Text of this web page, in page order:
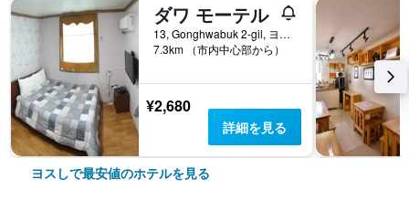
ダワ モーテル
13, Gonghwabuk 2-gil, ヨスし, 韓国
7.3km （市内中心部から）
¥2,680
詳細を見る
ヨスしで最安値のホテルを見る